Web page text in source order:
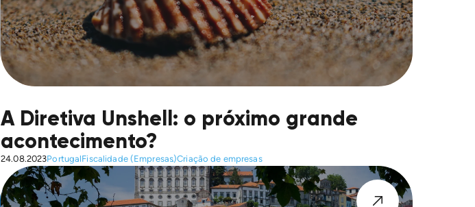
A Diretiva Unshell: o próximo grande
acontecimento?
24.08.2023PortugalFiscalidade (Empresas)Criação de empresas